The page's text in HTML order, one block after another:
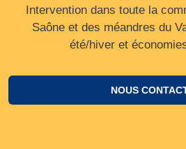
Intervention dans toute la
Saône et des méandres du
été/hiver et
NOUS